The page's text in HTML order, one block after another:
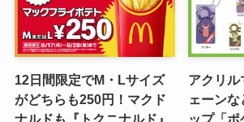
12日間限定でM・Lサイズ
がどちらも250円！マクド
ナルドも『トクニナルド』
アクリル
ェーン
ップ「ポ